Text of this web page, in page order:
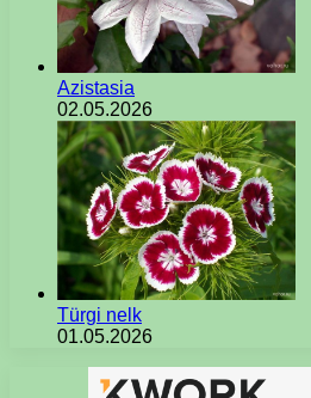
Azistasia
02.05.2026
Türgi nelk
01.05.2026